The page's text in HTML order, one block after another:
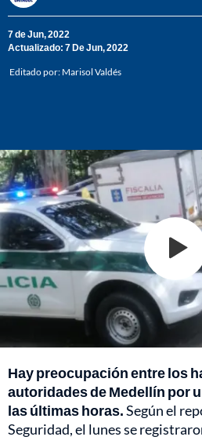
7 de Jun, 2022
Actualizado: 7 De Jun, 2022
Editado por: Marisol Valdés
Hay preocupación entre los
autoridades de Medellín por
las últimas horas.Según el
Seguridad, el lunes se